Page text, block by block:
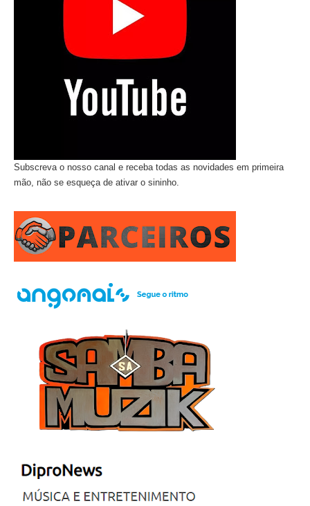
Subscreva o nosso canal e receba todas as novidades em primeira
mão, não se esqueça de ativar o sininho.